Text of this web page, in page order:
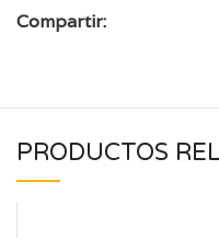
Compartir:
PRODUCTOS